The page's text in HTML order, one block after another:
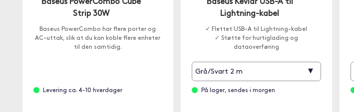
Baseus PowerCombo Cube
Strip 30W
Baseus PowerCombo har flere porter og
AC-uttak, slik at du kan koble flere enheter
til den samtidig.
Levering ca. 4-10 hverdager
Baseus Kevlar USB-A til
Lightning-kabel
✓ Flettet USB-A til Lightning-kabel
✓ Støtte for hurtiglading og
dataoverføring
Grå/Svart 2 m ▾
På lager, sendes i morgen